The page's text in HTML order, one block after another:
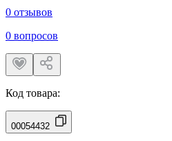
0 отзывов
0 вопросов
Код товара:
00054432